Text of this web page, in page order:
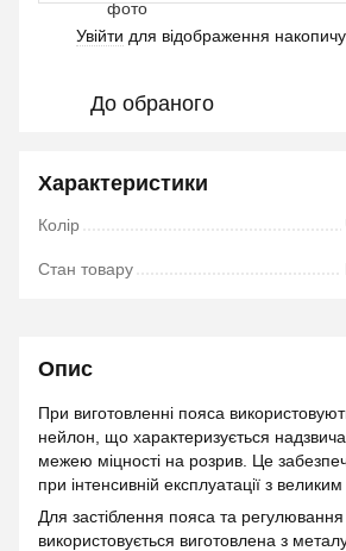
Увійти для відображення
До обраного
Характеристики
Колір
Стан товару
Опис
При виготовленні пояса
нейлон, що характеризується
межею міцності на розрив. Це
при інтенсивній експлуатації з
Для застіблення пояса та
використовується виготовлена ​​з